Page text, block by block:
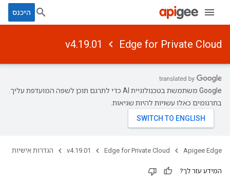
היכנס
Edge for Private Cloud
v4.19.01
‫Google משתמשת בטכנולוגיית AI כדי לתרגם תוכן לשפה המועדפת עליך.
בתרגומים כאלו עשויות להיות שגיאות.
Apigee Edge
Edge for Private Cloud
v4.19.01 הגדרות אישיות
המידע עזר לך?